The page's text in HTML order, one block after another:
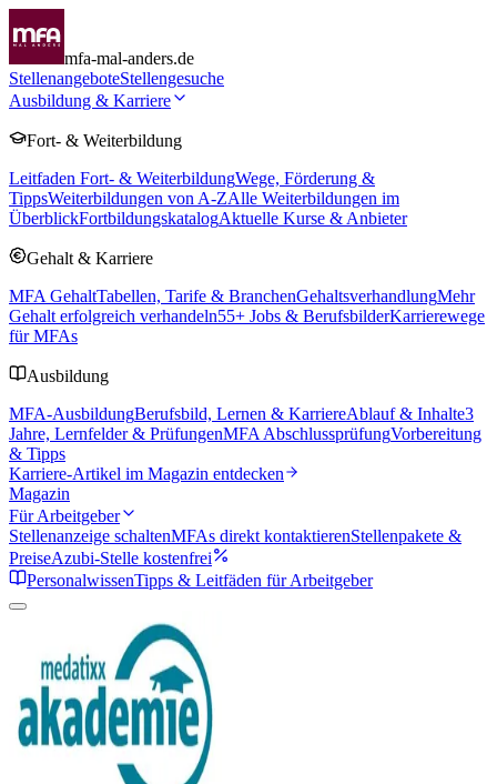
mfa-mal-anders.de
StellenangeboteStellengesuche
Ausbildung & Karriere
Fort- & Weiterbildung
Leitfaden Fort- & WeiterbildungWege, Förderung &
TippsWeiterbildungen von A-ZAlle Weiterbildungen im
ÜberblickFortbildungskatalogAktuelle Kurse & Anbieter
Gehalt & Karriere
MFA GehaltTabellen, Tarife & BranchenGehaltsverhandlungMehr
Gehalt erfolgreich verhandeln55+ Jobs & BerufsbilderKarrierewege
für MFAs
Ausbildung
MFA-AusbildungBerufsbild, Lernen & KarriereAblauf & Inhalte3
Jahre, Lernfelder & PrüfungenMFA AbschlussprüfungVorbereitung
& Tipps
Karriere-Artikel im Magazin entdecken
Magazin
Für Arbeitgeber
Stellenanzeige schaltenMFAs direkt kontaktierenStellenpakete &
PreiseAzubi-Stelle kostenfrei
PersonalwissenTipps & Leitfäden für Arbeitgeber